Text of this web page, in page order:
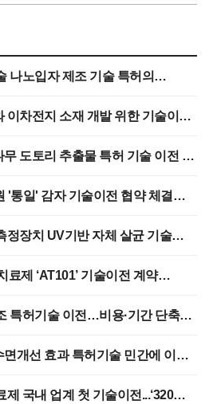
나노입자 제조 기술 특허의
이차전지 소재 개발 위한 기술이전
도토리 추출물 특허 기술 이전 <
'통일' 감자 기술이전 협약 체결
정장치 UV기반 자체 살균 기술
료제 ‘AT101’ 기술이전 계약
특허기술 이전…비용·기간 단축
개선 효과 특허기술 민간에 이전
제 국내 업계 첫 기술이전...‘320억